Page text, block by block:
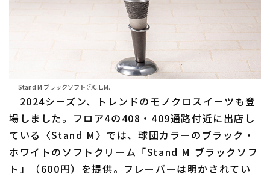
Stand M ブラックソフト ⓒC.L.M.
2024シーズン、トレンドのモノクロスイーツも登
場しました。フロア4の408・409通路付近に出店し
ている〈Stand M〉では、球団カラーのブラック・
ホワイトのソフトクリーム「Stand M ブラックソフ
ト」（600円）を提供。フレーバーは明かされてい